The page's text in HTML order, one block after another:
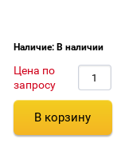
Наличие: В наличии
Цена по
запросу
В корзину